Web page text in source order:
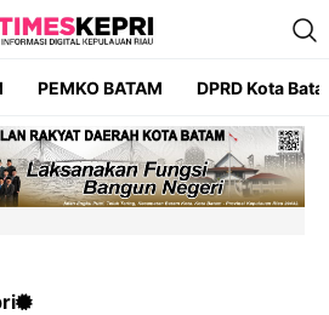
PEMKO BATAM DPRD Kota